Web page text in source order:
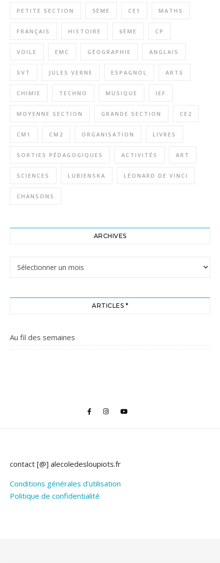
PETITE SECTION 5ÈME CE1 MATHS
FRANÇAIS HISTOIRE 6ÈME CP
VOILE EMC GÉOGRAPHIE ANGLAIS
SVT JULES VERNE ESPAGNOL ARTS
CHIMIE TECHNO MUSIQUE IEF
MOYENNE SECTION GRANDE SECTION CE2
CM1 CM2 ORGANISATION LIVRES
SORTIES PÉDAGOGIQUES ACTIVITÉS ART
SCIENCES LUBIENSKA LÉONARD DE VINCI
CHANSONS
ARCHIVES
ARTICLES *
Au fil des semaines
contact [@] alecoledesloupiots.fr
Conditions générales d’utilisation
Politique de confidentialité